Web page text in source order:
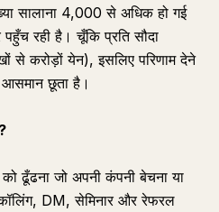
सालाना 4,000 से अधिक हो गई
पहुँच रही है। चूँकि प्रति सौदा
से करोड़ों येन), इसलिए परिणाम देने
छूता है।
ढूँढना जो अपनी कंपनी बेचना या
DM, सेमिनार और रेफरल